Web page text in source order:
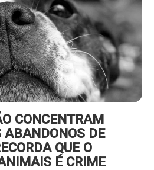
CONCENTRAM
ABANDONOS DE
QUE O
É CRIME